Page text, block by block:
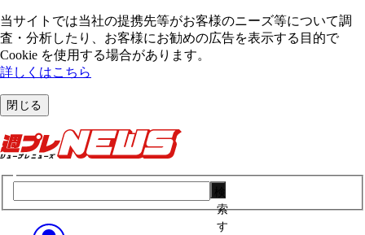
当サイトでは当社の提携先等がお客様のニーズ等について調
査・分析したり、お客様にお勧めの広告を表⽰する⽬的で
Cookie を使⽤する場合があります。
詳しくはこちら
閉じる
索
す